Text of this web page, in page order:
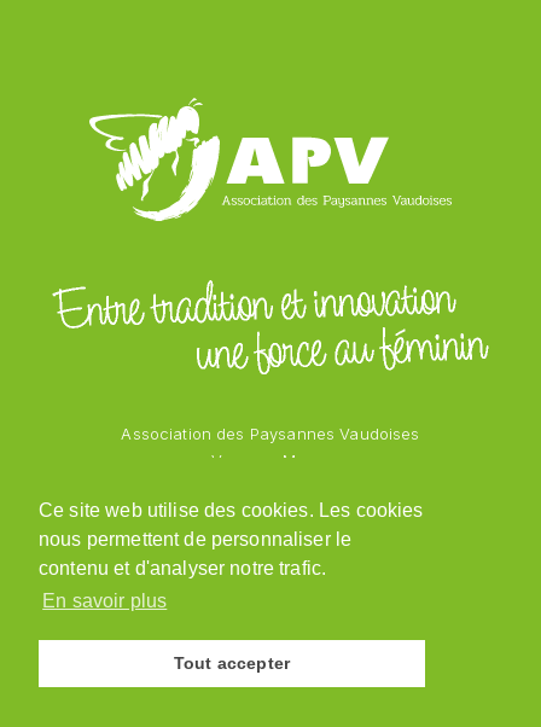
Ce site web utilise des cookies. Les cookies
nous permettent de personnaliser le
contenu et d'analyser notre trafic.
En savoir plus
Tout accepter
Association des Paysannes Vaudoises
Vanessa Mayor
1543 Grandcour
079 218 48 69
admin@paysannesvaudoises.ch
© Association des Paysannes Vaudoises · 2026